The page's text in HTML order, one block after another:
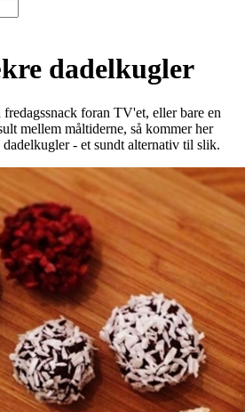
dadelkugler
foran TV'et, eller bare en
mellem måltiderne, så kommer her
- et sundt alternativ til slik.